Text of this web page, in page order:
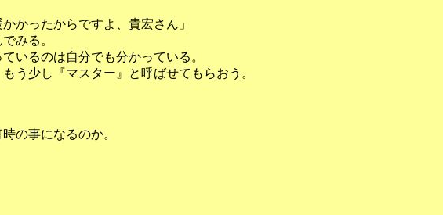
かったからですよ、貴宏さん」
みる。
いるのは自分でも分かっている。
う少し『マスター』と呼ばせてもらおう。
の事になるのか。